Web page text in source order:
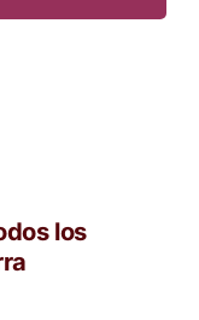
los